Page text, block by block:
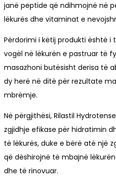
janë peptide që ndihmojnë në
lëkurës dhe vitaminat e
Përdorimi i këtij produkti është i
vogël në lëkurën e pastruar të
masazhoni butësisht derisa të
dy herë në ditë për rezultate
mbrëmje.
Në përgjithësi, Rilastil
zgjidhje efikase për hidratimin
të lëkurës, duke e bërë atë një
që dëshirojnë të mbajnë
dhe të rinovuar.